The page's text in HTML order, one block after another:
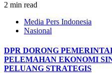
2 min read
Media Pers Indonesia
Nasional
DPR DORONG
PELEMAHAN EKONOMI
PELUANG STRATEGIS